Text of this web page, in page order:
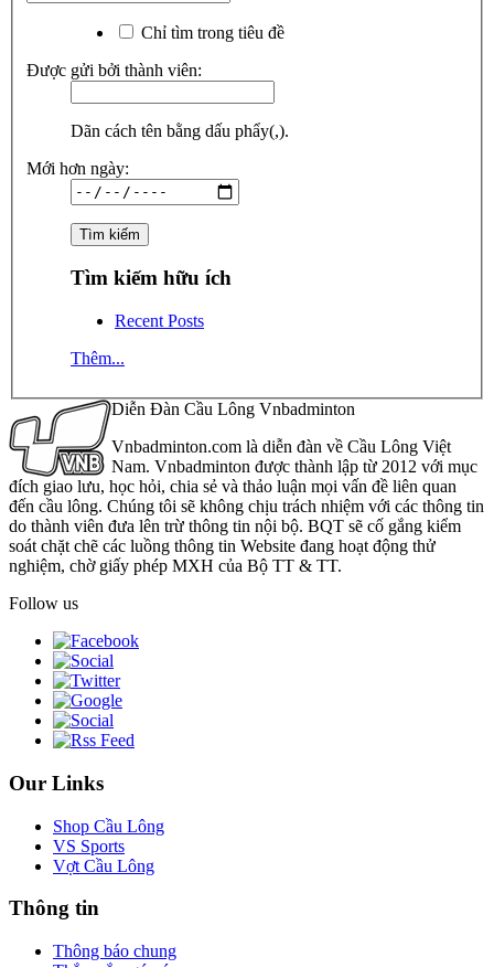
Chỉ tìm trong tiêu đề
Được gửi bởi thành viên:
Dãn cách tên bằng dấu phẩy(,).
Mới hơn ngày:
Tìm kiếm hữu ích
Recent Posts
Thêm...
Diễn Đàn Cầu Lông Vnbadminton
Vnbadminton.com là diễn đàn về Cầu Lông Việt
Nam. Vnbadminton được thành lập từ 2012 với mục
đích giao lưu, học hỏi, chia sẻ và thảo luận mọi vấn đề liên quan
đến cầu lông. Chúng tôi sẽ không chịu trách nhiệm với các thông tin
do thành viên đưa lên trừ thông tin nội bộ. BQT sẽ cố gắng kiểm
soát chặt chẽ các luồng thông tin Website đang hoạt động thử
nghiệm, chờ giấy phép MXH của Bộ TT & TT.
Follow us
Our Links
Shop Cầu Lông
VS Sports
Vợt Cầu Lông
Thông tin
Thông báo chung